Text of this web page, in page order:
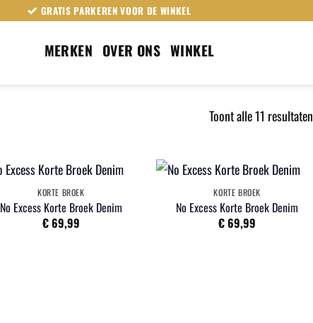
GRATIS PARKEREN VOOR DE WINKEL
MERKEN OVER ONS WINKEL
Toont alle 11 resultaten
KORTE BROEK
No Excess Korte Broek Denim
€69,99
KORTE BROEK
No Excess Korte Broek Denim
€69,99